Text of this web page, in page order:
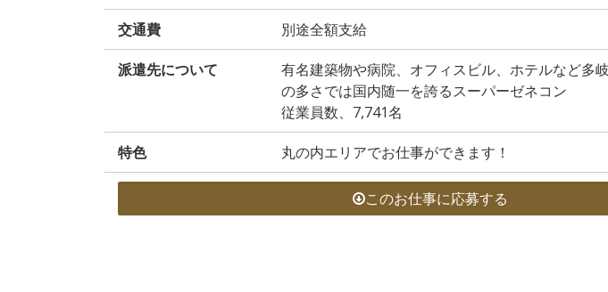
交通費 別途全額支給
派遣先について
有名建築物や病院、オフィスビル、ホテルなど多
の多さでは国内随一を誇るスーパーゼネコン
従業員数、7,741名
特色 丸の内エリアでお仕事ができます！
このお仕事に応募する